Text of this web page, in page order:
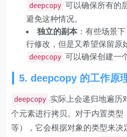
deepcopy 可以确保所有的
避免这种情况。
独立的副本：有些场景
行修改，但是又希望保留原
deepcopy 可以确保创建一
5. deepcopy 的工作原
deepcopy 实际上会递归地遍历
个元素进行拷贝。对于内置类型
等），它会根据对象的类型来决